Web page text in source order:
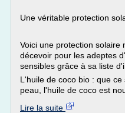
Une véritable protection
Voici une protection solaire
décevoir pour les adeptes
sensibles grâce à sa liste
L'huile de coco bio : que
peau, l'huile de coco est
Lire la suite